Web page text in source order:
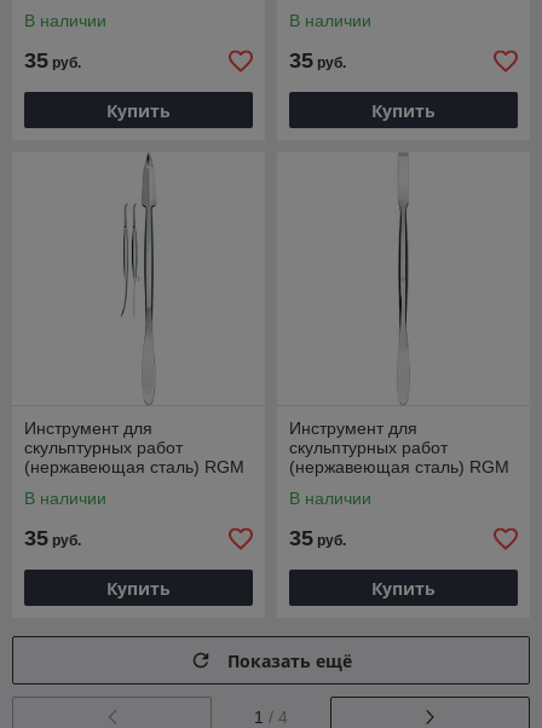
S704C
В наличии
35 руб.
Купить
S705C
В наличии
35 руб.
Купить
Инструмент для
скульптурных работ
(нержавеющая сталь) RGM
S708C
В наличии
35 руб.
Купить
Инструмент для
скульптурных работ
(нержавеющая сталь) RGM
S712
В наличии
35 руб.
Купить
Показать ещё
1 / 4